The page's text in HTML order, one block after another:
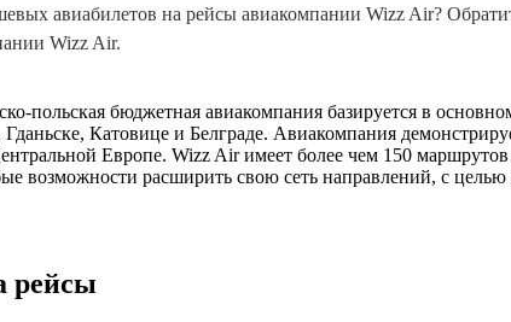
авиабилетов на рейсы авиакомпании Wizz Air?
Wizz Air.
польская бюджетная авиакомпания базируется в
Гданьске, Катовице и Белграде. Авиакомпания
Европе. Wizz Air имеет более чем 150
возможности расширить свою сеть направлений, с
рейсы